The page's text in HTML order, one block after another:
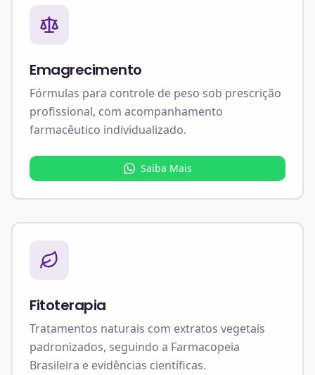
Emagrecimento
Fórmulas para controle de peso sob prescrição
profissional, com acompanhamento
farmacêutico individualizado.
Saiba Mais
Fitoterapia
Tratamentos naturais com extratos vegetais
padronizados, seguindo a Farmacopeia
Brasileira e evidências científicas.